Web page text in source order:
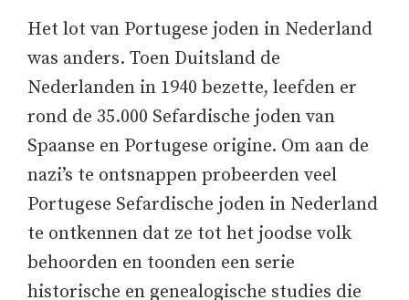
Het lot van Portugese joden in Nederland
was anders. Toen Duitsland de
Nederlanden in 1940 bezette, leefden er
rond de 35.000 Sefardische joden van
Spaanse en Portugese origine. Om aan de
nazi’s te ontsnappen probeerden veel
Portugese Sefardische joden in Nederland
te ontkennen dat ze tot het joodse volk
behoorden en toonden een serie
historische en genealogische studies die